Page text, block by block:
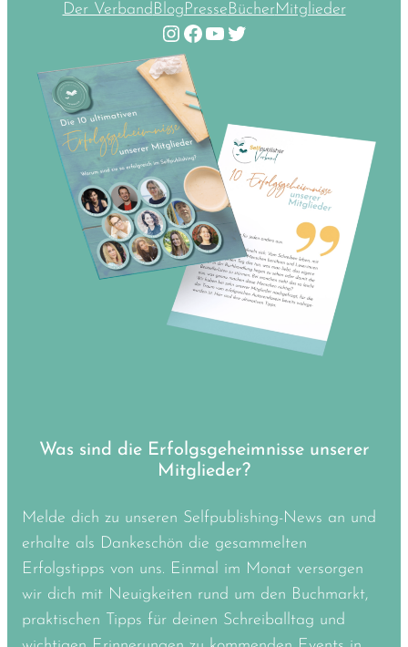
Der VerbandBlogPresseBücherMitglieder
Instagram Facebook YouTube Twitter
Was sind die Erfolgsgeheimnisse unserer
Mitglieder?
Melde dich zu unseren Selfpublishing-News an und
erhalte als Dankeschön die gesammelten
Erfolgstipps von uns. Einmal im Monat versorgen
wir dich mit Neuigkeiten rund um den Buchmarkt,
praktischen Tipps für deinen Schreiballtag und